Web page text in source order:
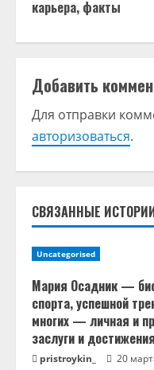
л
ж
и
т
ь
ч
т
е
н
и
е
карьера, факты
Добавить
Для отправки
авторизоваться.
СВЯЗАННЫЕ
Uncategorised
Мария Осадник —
спорта, успешной
многих — личная и
заслуги и достижения
pristroykin_ 20